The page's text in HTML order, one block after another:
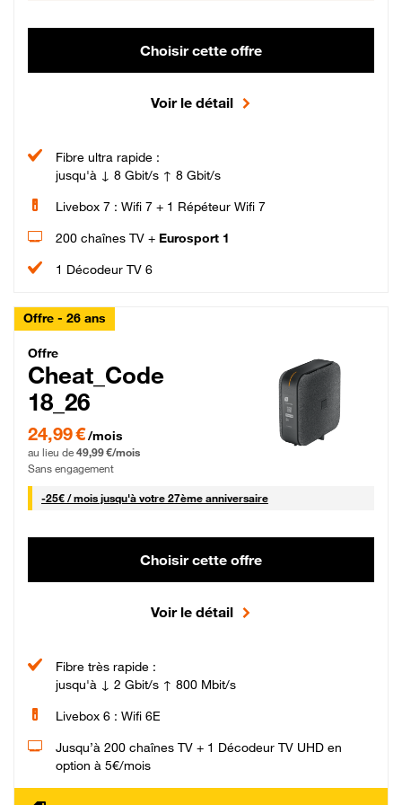
Choisir cette offre
Voir le détail
Fibre ultra rapide :
jusqu'à ↓ 8 Gbit/s ↑ 8 Gbit/s
Livebox 7 : Wifi 7 + 1 Répéteur Wifi 7
200 chaînes TV + Eurosport 1
1 Décodeur TV 6
Offre - 26 ans
Cheat_Code Fibre_18_26
Offre
Cheat_Code
18_26
24,99 € par mois pendant 0 mois puis 49,99 € par mois, Sans engagement
24,99 €/mois
au lieu de 49,99 €/mois
Sans engagement
-25€ / mois25 € par mois
jusqu'à votre 27ème anniversaire
Choisir cette offre
Voir le détail
Fibre très rapide :
jusqu'à ↓ 2 Gbit/s ↑ 800 Mbit/s
Livebox 6 : Wifi 6E
Jusqu’à 200 chaînes TV + 1 Décodeur TV UHD en
option à 5€/mois